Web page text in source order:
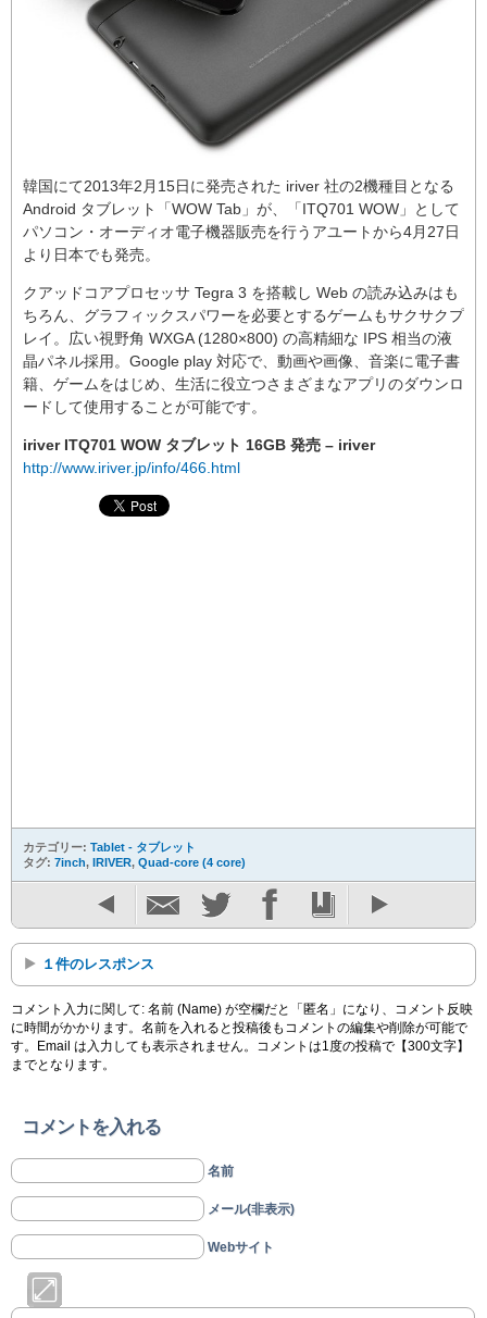
韓国にて2013年2月15日に発売された iriver 社の2機種目となる
Android タブレット「WOW Tab」が、「ITQ701 WOW」として
パソコン・オーディオ電子機器販売を行うアユートから4月27日
より日本でも発売。
クアッドコアプロセッサ Tegra 3 を搭載し Web の読み込みはも
ちろん、グラフィックスパワーを必要とするゲームもサクサクプ
レイ。広い視野角 WXGA (1280×800) の高精細な IPS 相当の液
晶パネル採用。Google play 対応で、動画や画像、音楽に電子書
籍、ゲームをはじめ、生活に役立つさまざまなアプリのダウンロ
ードして使用することが可能です。
iriver ITQ701 WOW タブレット 16GB 発売 – iriver
http://www.iriver.jp/info/466.html
カテゴリー: Tablet - タブレット
タグ: 7inch, IRIVER, Quad-core (4 core)
１件のレスポンス
コメント入力に関して: 名前 (Name) が空欄だと「匿名」になり、コメント反映
に時間がかかります。名前を入れると投稿後もコメントの編集や削除が可能で
す。Email は入力しても表示されません。コメントは1度の投稿で【300文字】
までとなります。
コメントを入れる
名前
メール(非表示)
Webサイト